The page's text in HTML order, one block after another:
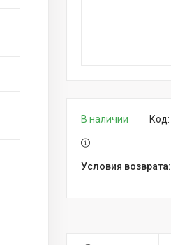
В наличии Код: